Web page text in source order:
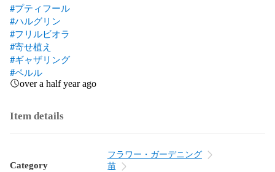
#プティフール
#ハルグリン
#フリルビオラ
#寄せ植え
#ギャザリング
#ペルル
over a half year ago
Item details
Category
フラワー・ガーデニング
苗